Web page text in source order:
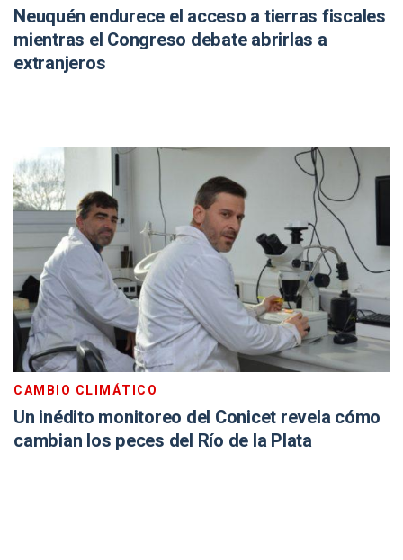
Neuquén endurece el acceso a tierras fiscales
mientras el Congreso debate abrirlas a
extranjeros
CAMBIO CLIMÁTICO
Un inédito monitoreo del Conicet revela cómo
cambian los peces del Río de la Plata